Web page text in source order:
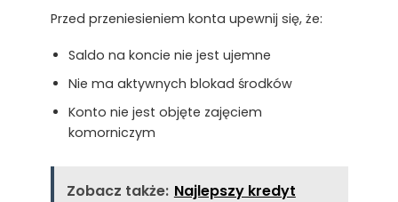
Przed przeniesieniem konta upewnij się, że:
Saldo na koncie nie jest ujemne
Nie ma aktywnych blokad środków
Konto nie jest objęte zajęciem
komorniczym
Zobacz także: Najlepszy kredyt